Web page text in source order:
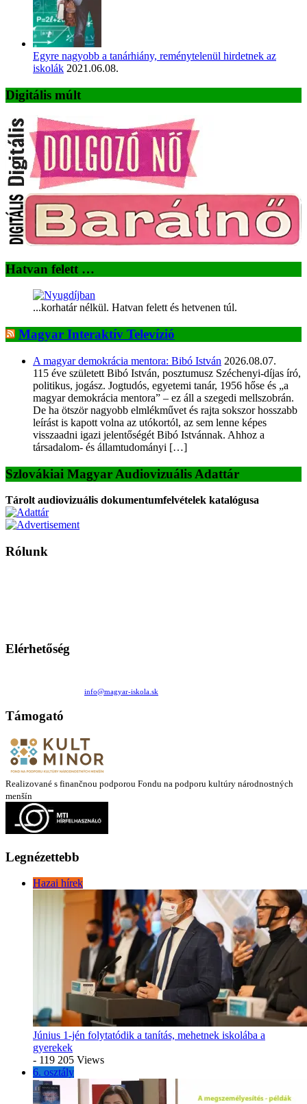
Egyre nagyobb a tanárhiány, reménytelenül hirdetnek az
iskolák 2021.06.08.
Digitális múlt
Hatvan felett …
...korhatár nélkül. Hatvan felett és hetvenen túl.
Magyar Interaktív Televízió
A magyar demokrácia mentora: Bibó István 2026.08.07.
115 éve született Bibó István, posztumusz Széchenyi-díjas író,
politikus, jogász. Jogtudós, egyetemi tanár, 1956 hőse és „a
magyar demokrácia mentora” – ez áll a szegedi mellszobrán.
De ha ötször nagyobb elmlékművet és rajta sokszor hosszabb
leírást is kapott volna az utókortól, az sem lenne képes
visszaadni igazi jelentőségét Bibó Istvánnak. Ahhoz a
társadalom- és államtudományi […]
Szlovákiai Magyar Audiovizuális Adattár
Tárolt audiovizuális dokumentumfelvételek katalógusa
Rólunk
Elérhetőség
info@magyar-iskola.sk
Támogató
Realizované s finančnou podporou Fondu na podporu kultúry národnostných
menšín
Legnézettebb
Hazai hírek
Június 1-jén folytatódik a tanítás, mehetnek iskolába a
gyerekek
- 119 205 Views
6. osztály